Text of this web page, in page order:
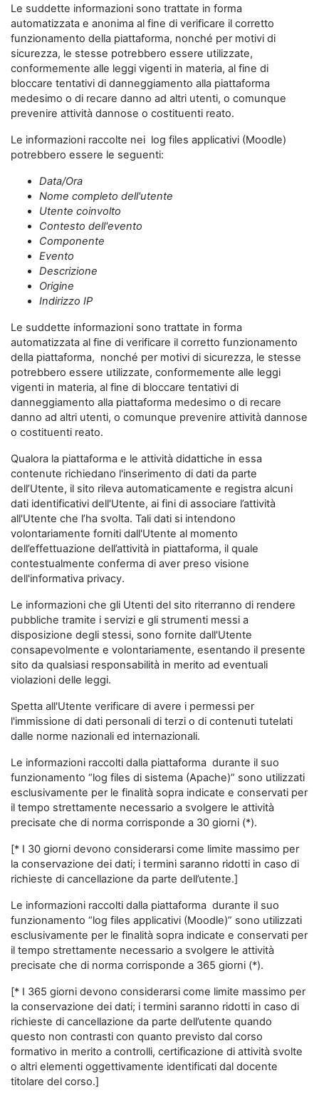
Le suddette informazioni sono trattate in forma
automatizzata e anonima al fine di verificare il corretto
funzionamento della piattaforma, nonché per motivi di
sicurezza, le stesse potrebbero essere utilizzate,
conformemente alle leggi vigenti in materia, al fine di
bloccare tentativi di danneggiamento alla piattaforma
medesimo o di recare danno ad altri utenti, o comunque
prevenire attività dannose o costituenti reato.
Le informazioni raccolte nei log files applicativi (Moodle)
potrebbero essere le seguenti:
Data/Ora
Nome completo dell'utente
Utente coinvolto
Contesto dell'evento
Componente
Evento
Descrizione
Origine
Indirizzo IP
Le suddette informazioni sono trattate in forma
automatizzata al fine di verificare il corretto funzionamento
della piattaforma, nonché per motivi di sicurezza, le stesse
potrebbero essere utilizzate, conformemente alle leggi
vigenti in materia, al fine di bloccare tentativi di
danneggiamento alla piattaforma medesimo o di recare
danno ad altri utenti, o comunque prevenire attività dannose
o costituenti reato.
Qualora la piattaforma e le attività didattiche in essa
contenute richiedano l'inserimento di dati da parte
dell’Utente, il sito rileva automaticamente e registra alcuni
dati identificativi dell'Utente, ai fini di associare l’attività
all'Utente che l’ha svolta. Tali dati si intendono
volontariamente forniti dall'Utente al momento
dell’effettuazione dell’attività in piattaforma, il quale
contestualmente conferma di aver preso visione
dell'informativa privacy.
Le informazioni che gli Utenti del sito riterranno di rendere
pubbliche tramite i servizi e gli strumenti messi a
disposizione degli stessi, sono fornite dall'Utente
consapevolmente e volontariamente, esentando il presente
sito da qualsiasi responsabilità in merito ad eventuali
violazioni delle leggi.
Spetta all'Utente verificare di avere i permessi per
l'immissione di dati personali di terzi o di contenuti tutelati
dalle norme nazionali ed internazionali.
Le informazioni raccolti dalla piattaforma durante il suo
funzionamento “log files di sistema (Apache)” sono utilizzati
esclusivamente per le finalità sopra indicate e conservati per
il tempo strettamente necessario a svolgere le attività
precisate che di norma corrisponde a 30 giorni (*).
[* I 30 giorni devono considerarsi come limite massimo per
la conservazione dei dati; i termini saranno ridotti in caso di
richieste di cancellazione da parte dell’utente.]
Le informazioni raccolti dalla piattaforma durante il suo
funzionamento “log files applicativi (Moodle)” sono utilizzati
esclusivamente per le finalità sopra indicate e conservati per
il tempo strettamente necessario a svolgere le attività
precisate che di norma corrisponde a 365 giorni (*).
[* I 365 giorni devono considerarsi come limite massimo per
la conservazione dei dati; i termini saranno ridotti in caso di
richieste di cancellazione da parte dell’utente quando
questo non contrasti con quanto previsto dal corso
formativo in merito a controlli, certificazione di attività svolte
o altri elementi oggettivamente identificati dal docente
titolare del corso.]